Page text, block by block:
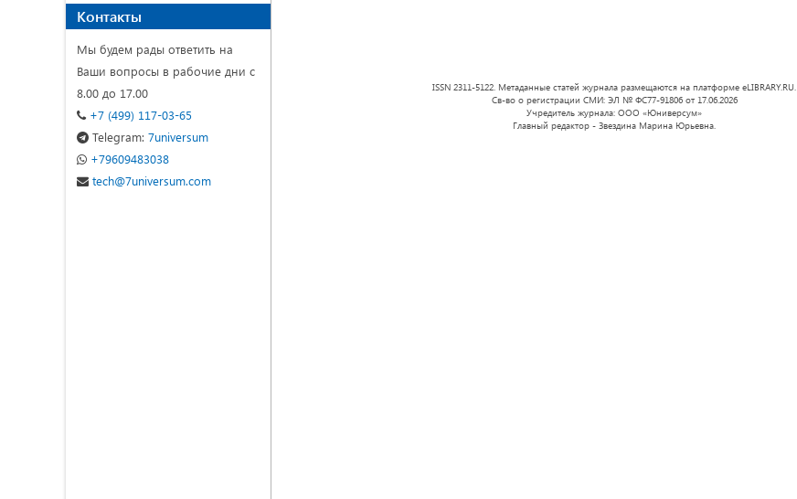
ISSN 2311-5122. Метаданные статей журнала размещаются на платформе eLIBRARY.RU.
Св-во о регистрации СМИ: ЭЛ № ФС77-91806 от 17.06.2026
Учредитель журнала: ООО «Юниверсум»
Главный редактор - Звездина Марина Юрьевна.
Контакты
Мы будем рады ответить на
Ваши вопросы в рабочие дни с
8.00 до 17.00
+7 (499) 117-03-65
Telegram: 7universum
+79609483038
tech@7universum.com